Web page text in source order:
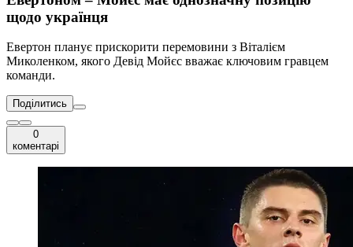
щодо українця
Евертон планує прискорити перемовини з Віталієм
Миколенком, якого Девід Мойєс вважає ключовим гравцем
команди.
Поділитись
0
коментарі